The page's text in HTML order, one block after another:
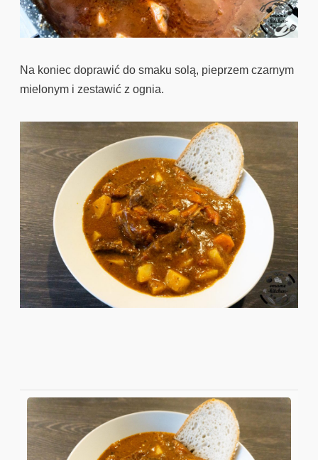
Na koniec doprawić do smaku solą, pieprzem czarnym
mielonym i zestawić z ognia.